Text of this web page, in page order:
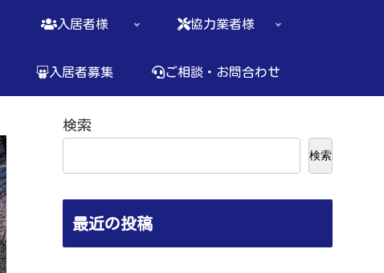
入居者様 協力業者様
入居者募集 ご相談・お問合わせ
検索
検索
最近の投稿